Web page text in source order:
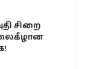
சிறை